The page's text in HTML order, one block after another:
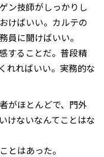
ン技師がしっかりし
けばいい。カルテの
員に聞けばいい。
することだ。普段精
れればいい。実務的な
がほとんどで、門外
けないなんてことはな
とはあった。